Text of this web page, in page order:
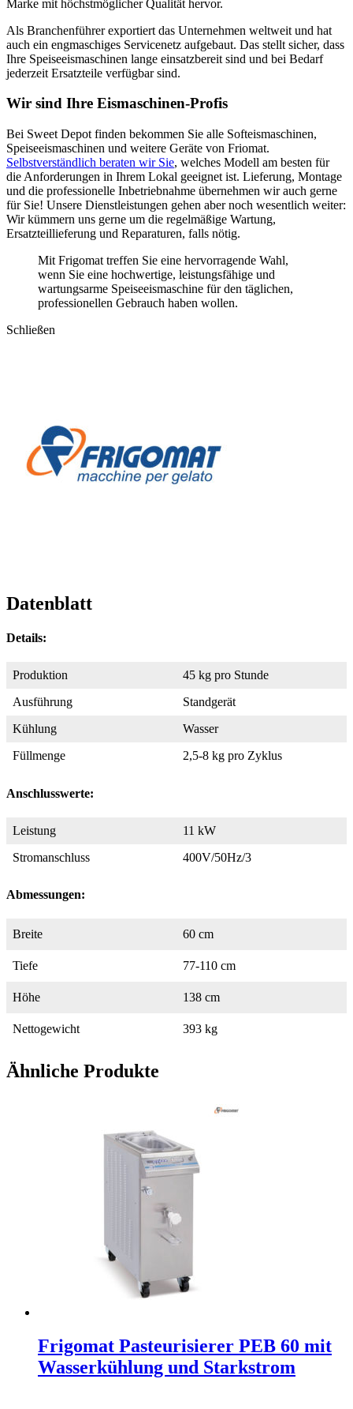
Marke mit höchstmöglicher Qualität hervor.
Als Branchenführer exportiert das Unternehmen weltweit und hat
auch ein engmaschiges Servicenetz aufgebaut. Das stellt sicher, dass
Ihre Speiseeismaschinen lange einsatzbereit sind und bei Bedarf
jederzeit Ersatzteile verfügbar sind.
Wir sind Ihre Eismaschinen-Profis
Bei Sweet Depot finden bekommen Sie alle Softeismaschinen,
Speiseeismaschinen und weitere Geräte von Friomat.
Selbstverständlich beraten wir Sie, welches Modell am besten für
die Anforderungen in Ihrem Lokal geeignet ist. Lieferung, Montage
und die professionelle Inbetriebnahme übernehmen wir auch gerne
für Sie! Unsere Dienstleistungen gehen aber noch wesentlich weiter:
Wir kümmern uns gerne um die regelmäßige Wartung,
Ersatzteillieferung und Reparaturen, falls nötig.
Mit Frigomat treffen Sie eine hervorragende Wahl,
wenn Sie eine hochwertige, leistungsfähige und
wartungsarme Speiseeismaschine für den täglichen,
professionellen Gebrauch haben wollen.
Schließen
Datenblatt
Details:
Produktion
45 kg pro Stunde
Ausführung
Standgerät
Kühlung
Wasser
Füllmenge
2,5-8 kg pro Zyklus
Anschlusswerte:
Leistung
11 kW
Stromanschluss
400V/50Hz/3
Abmessungen:
Breite 60 cm
Tiefe 77-110 cm
Höhe 138 cm
Nettogewicht 393 kg
Ähnliche Produkte
Frigomat Pasteurisierer PEB 60 mit
Wasserkühlung und Starkstrom